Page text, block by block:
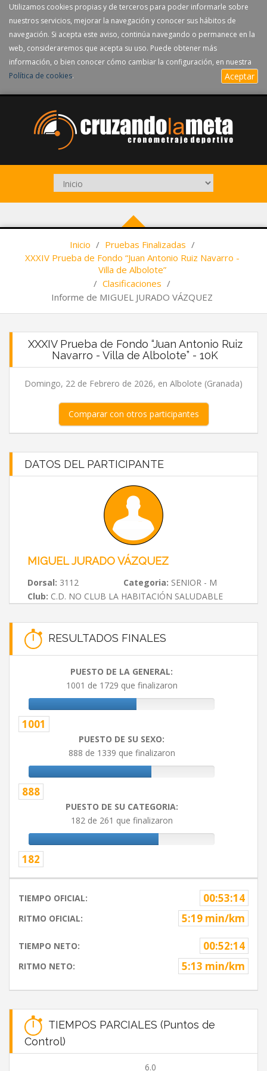
Utilizamos cookies propias y de terceros para poder informarle sobre
nuestros servicios, mejorar la navegación y conocer sus hábitos de
navegación. Si acepta este aviso, continúa navegando o permanece en la
web, consideraremos que acepta su uso. Puede obtener más
información, o bien conocer cómo cambiar la configuración, en nuestra
Política de cookies. Aceptar
Inicio / Pruebas Finalizadas /
XXXIV Prueba de Fondo “Juan Antonio Ruiz Navarro -
Villa de Albolote”
/ Clasificaciones /
Informe de MIGUEL JURADO VÁZQUEZ
XXXIV Prueba de Fondo “Juan Antonio Ruiz
Navarro - Villa de Albolote” - 10K
Domingo, 22 de Febrero de 2026, en Albolote (Granada)
Comparar con otros participantes
DATOS DEL PARTICIPANTE
MIGUEL JURADO VÁZQUEZ
Dorsal: 3112 Categoria: SENIOR - M
Club: C.D. NO CLUB LA HABITACIÓN SALUDABLE
RESULTADOS FINALES
PUESTO DE LA GENERAL:
1001 de 1729 que finalizaron
1001
PUESTO DE SU SEXO:
888 de 1339 que finalizaron
888
PUESTO DE SU CATEGORIA:
182 de 261 que finalizaron
182
TIEMPO OFICIAL: 00:53:14
RITMO OFICIAL: 5:19 min/km
TIEMPO NETO: 00:52:14
RITMO NETO: 5:13 min/km
TIEMPOS PARCIALES (Puntos de
Control)
6.0